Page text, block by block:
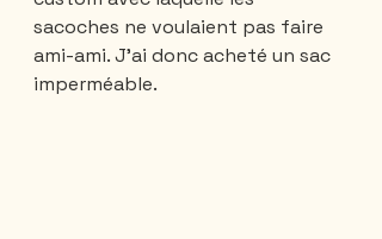
sacoches ne voulaient pas faire
ami-ami. J'ai donc acheté un sac
imperméable.